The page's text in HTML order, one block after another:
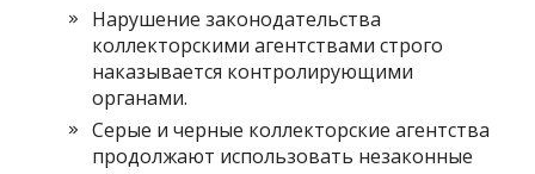
Нарушение законодательства
коллекторскими агентствами строго
наказывается контролирующими
органами.
Серые и черные коллекторские агентства
продолжают использовать незаконные